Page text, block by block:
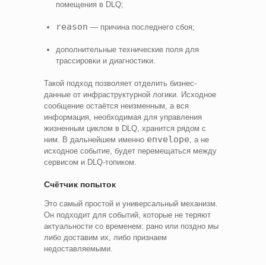
помещения в DLQ;
reason — причина последнего сбоя;
дополнительные технические поля для
трассировки и диагностики.
Такой подход позволяет отделить бизнес-
данные от инфраструктурной логики. Исходное
сообщение остаётся неизменным, а вся
информация, необходимая для управления
жизненным циклом в DLQ, хранится рядом с
ним. В дальнейшем именно envelope, а не
исходное событие, будет перемещаться между
сервисом и DLQ-топиком.
Счётчик попыток
Это самый простой и универсальный механизм.
Он подходит для событий, которые не теряют
актуальности со временем: рано или поздно мы
либо доставим их, либо признаем
недоставляемыми.